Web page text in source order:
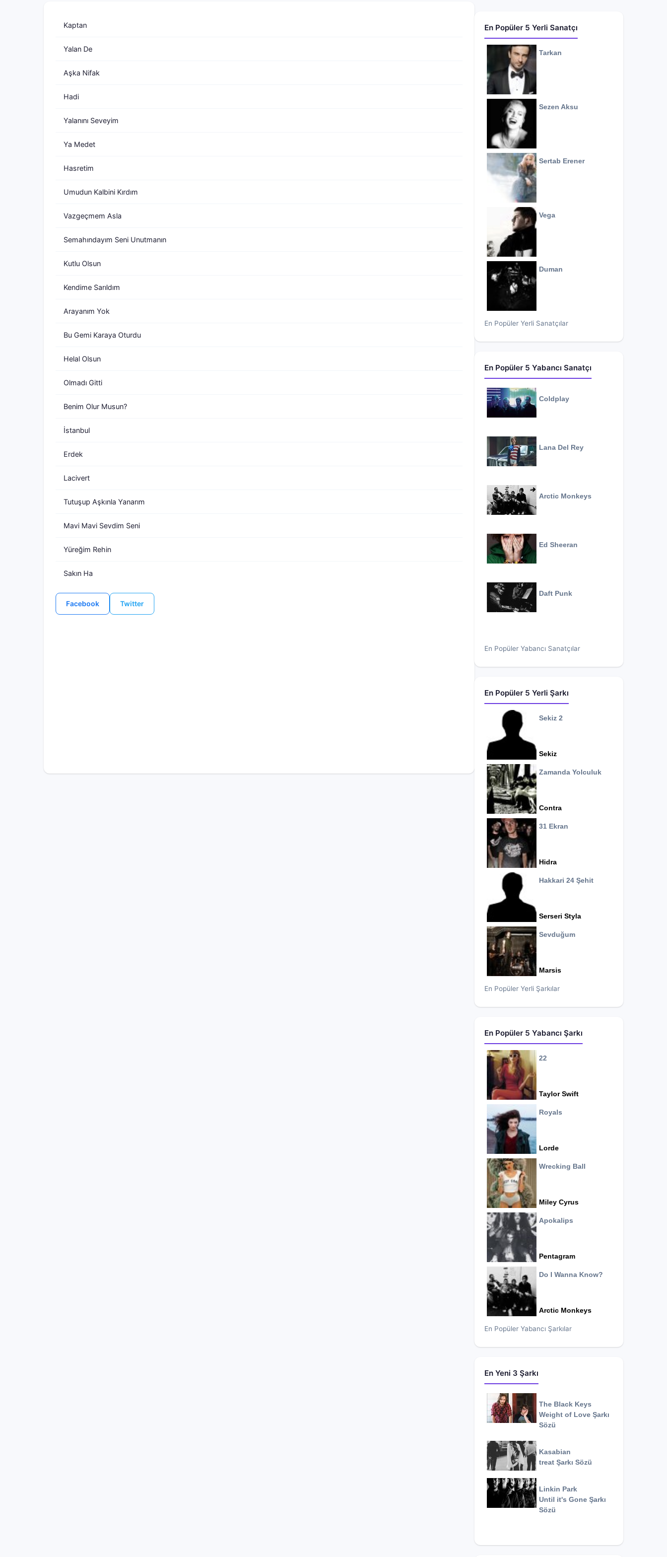
Kaptan
Yalan De
Aşka Nifak
Hadi
Yalanını Seveyim
Ya Medet
Hasretim
Umudun Kalbini Kırdım
Vazgeçmem Asla
Semahındayım Seni Unutmanın
Kutlu Olsun
Kendime Sarıldım
Arayanım Yok
Bu Gemi Karaya Oturdu
Helal Olsun
Olmadı Gitti
Benim Olur Musun?
İstanbul
Erdek
Lacivert
Tutuşup Aşkınla Yanarım
Mavi Mavi Sevdim Seni
Yüreğim Rehin
Sakın Ha
Facebook Twitter
En Popüler 5 Yerli Sanatçı
Tarkan
Sezen Aksu
Sertab Erener
Vega
Duman
En Popüler Yerli Sanatçılar
En Popüler 5 Yabancı Sanatçı
Coldplay
Lana Del Rey
Arctic Monkeys
Ed Sheeran
Daft Punk
En Popüler Yabancı Sanatçılar
En Popüler 5 Yerli Şarkı
Sekiz 2
Sekiz
Zamanda Yolculuk
Contra
31 Ekran
Hidra
Hakkari 24 Şehit
Serseri Styla
Sevduğum
Marsis
En Popüler Yerli Şarkılar
En Popüler 5 Yabancı Şarkı
22
Taylor Swift
Royals
Lorde
Wrecking Ball
Miley Cyrus
Apokalips
Pentagram
Do I Wanna Know?
Arctic Monkeys
En Popüler Yabancı Şarkılar
En Yeni 3 Şarkı
The Black Keys
Weight of Love Şarkı
Sözü
Kasabian
treat Şarkı Sözü
Linkin Park
Until it's Gone Şarkı
Sözü